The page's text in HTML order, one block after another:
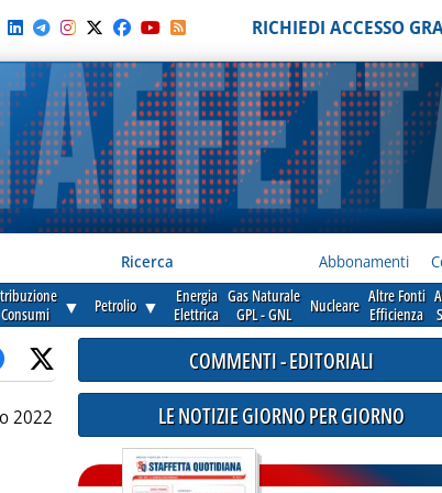
RICHIEDI ACCESSO
Ricerca Abbonamenti
▼ Petrolio ▼
Energia
Elettrica
Gas Naturale
GPL - GNL
Nucleare Altre Fonti
Efficienza
2022
COMMENTI - EDITORIALI
LE NOTIZIE GIORNO PER GIORNO